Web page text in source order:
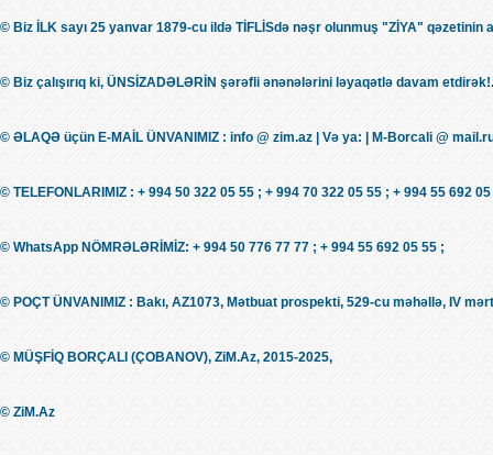
© Biz İLK sayı 25 yanvar 1879-cu ildə TİFLİSdə nəşr olunmuş "ZİYA" qəzetinin
© Biz çalışırıq ki, ÜNSİZADƏLƏRİN şərəfli ənənələrini ləyaqətlə davam
© ƏLAQƏ üçün E-MAİL ÜNVANIMIZ : info @ zim.az | Və ya: | M-Borcali @
© TELEFONLARIMIZ : + 994 50 322 05 55 ; + 994 70 322 05 55 ; + 994 55 692
© WhatsApp NÖMRƏLƏRİMİZ: + 994 50 776 77 77 ; + 994 55 692 05 55 ;
© POÇT ÜNVANIMIZ : Bakı, AZ1073, Mətbuat prospekti, 529-cu məhəllə, IV
© MÜŞFİQ BORÇALI (ÇOBANOV), ZiM.Az, 2015-2025,
© ZiM.Az